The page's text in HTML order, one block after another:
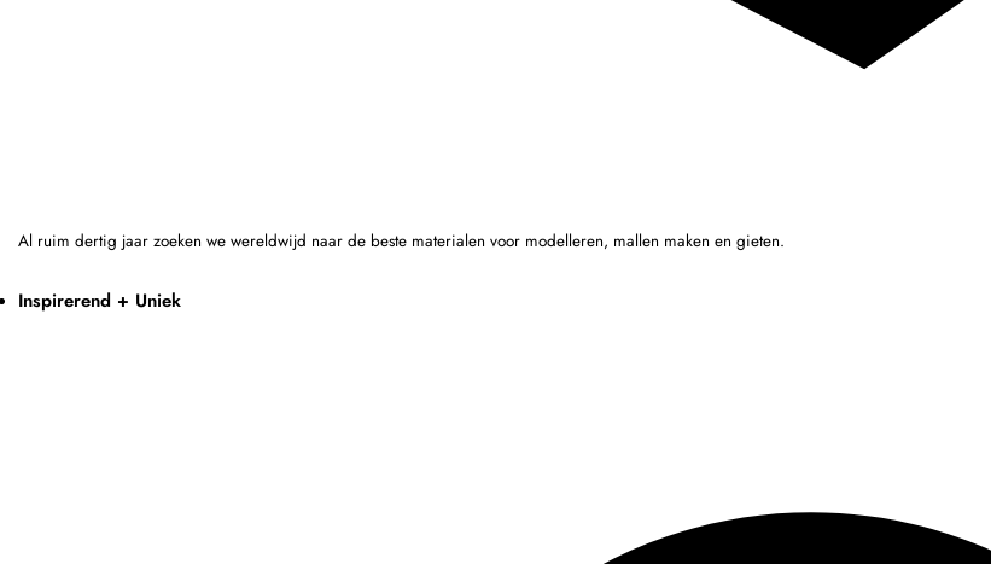
Al ruim dertig jaar zoeken we wereldwijd naar de beste materialen voor modelleren, mallen maken en gieten.
Inspirerend + Uniek